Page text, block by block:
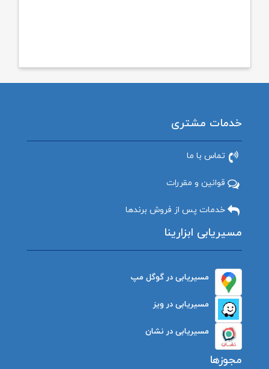
خدمات مشتری
تماس با ما
قوانین و مقررات
خدمات پس از فروش برندها
مسیریابی ابزارینا
مسیریابی در گوگل مپ
مسیریابی در ویز
مسیریابی در نشان
مجوزها